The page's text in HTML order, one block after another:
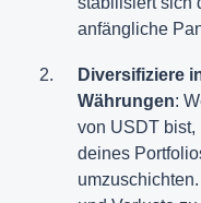
anfängliche
Diversifiziere
Währungen:
von USDT bist,
deines